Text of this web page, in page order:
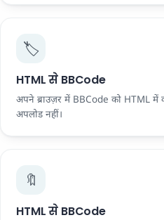
🏷️
HTML से BBCode
अपने ब्राउज़र में BBCode को HTML में
अपलोड नहीं।
🔖
HTML से BBCode